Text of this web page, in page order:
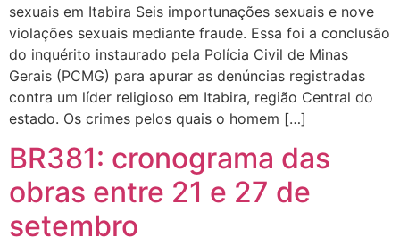
sexuais em Itabira Seis importunações sexuais e nove
violações sexuais mediante fraude. Essa foi a conclusão
do inquérito instaurado pela Polícia Civil de Minas
Gerais (PCMG) para apurar as denúncias registradas
contra um líder religioso em Itabira, região Central do
estado. Os crimes pelos quais o homem […]
BR381: cronograma das
obras entre 21 e 27 de
setembro